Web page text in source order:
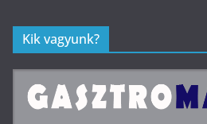
Kik vagyunk?